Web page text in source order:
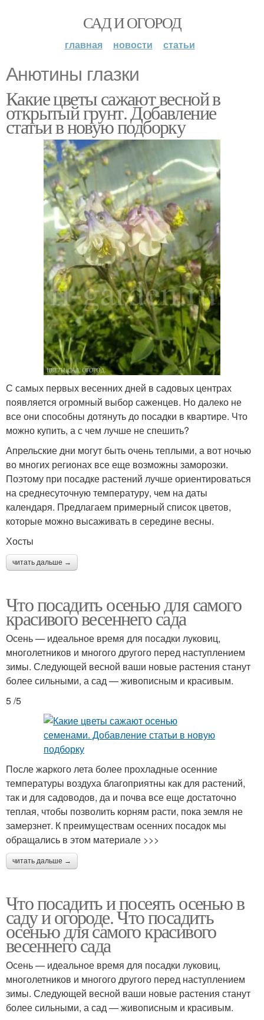
САД И ОГОРОД
главная новости статьи
Анютины глазки
Какие цветы сажают весной в
открытый грунт. Добавление
статьи в новую подборку
С самых первых весенних дней в садовых центрах
появляется огромный выбор саженцев. Но далеко не
все они способны дотянуть до посадки в квартире. Что
можно купить, а с чем лучше не спешить?
Апрельские дни могут быть очень теплыми, а вот ночью
во многих регионах все еще возможны заморозки.
Поэтому при посадке растений лучше ориентироваться
на среднесуточную температуру, чем на даты
календаря. Предлагаем примерный список цветов,
которые можно высаживать в середине весны.
Хосты
читать дальше →
Что посадить осенью для самого
красивого весеннего сада
Осень — идеальное время для посадки луковиц,
многолетников и многого другого перед наступлением
зимы. Следующей весной ваши новые растения станут
более сильными, а сад — живописным и красивым.
5 /5
После жаркого лета более прохладные осенние
температуры воздуха благоприятны как для растений,
так и для садоводов, да и почва все еще достаточно
теплая, чтобы позволить корням расти, пока земля не
замерзнет. К преимуществам осенних посадок мы
обращались в этом материале >>>
читать дальше →
Что посадить и посеять осенью в
саду и огороде. Что посадить
осенью для самого красивого
весеннего сада
Осень — идеальное время для посадки луковиц,
многолетников и многого другого перед наступлением
зимы. Следующей весной ваши новые растения станут
более сильными, а сад — живописным и красивым.